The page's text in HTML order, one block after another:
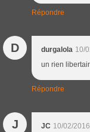
Répondre
D durgalola 10/
un rien
Répondre
J JC 10/02/